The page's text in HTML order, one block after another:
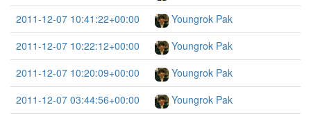
2011-12-07 10:41:22+00:00
Youngrok Pak
2011-12-07 10:22:12+00:00
Youngrok Pak
2011-12-07 10:20:09+00:00
Youngrok Pak
2011-12-07 03:44:56+00:00
Youngrok Pak